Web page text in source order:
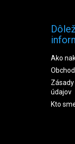
Ako
údajov
Kto